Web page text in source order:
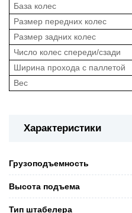
База колес
Размер передних колес
Размер задних колес
Число колес спереди/сзади
Ширина прохода с паллетой
Вес
Характеристики
Грузоподъемность
Высота подъема
Тип штабелера